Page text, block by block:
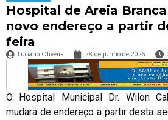
Hospital de Areia
novo endereço a partir
feira
Luciano Oliveira 28 de junho de 2026
O Hospital Municipal Dr. Wilon
mudará de endereço a partir desta